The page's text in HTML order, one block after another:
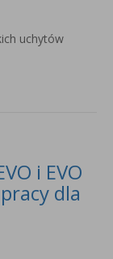
uchytów
i EVO
dla